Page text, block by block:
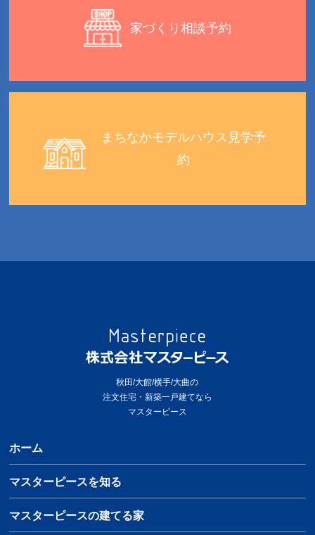
家づくり相談予約
まちなかモデルハウス見学予
約
秋田/大館/横手/大曲の
注文住宅・新築一戸建てなら
マスターピース
ホーム
マスターピースを知る
マスターピースの建てる家